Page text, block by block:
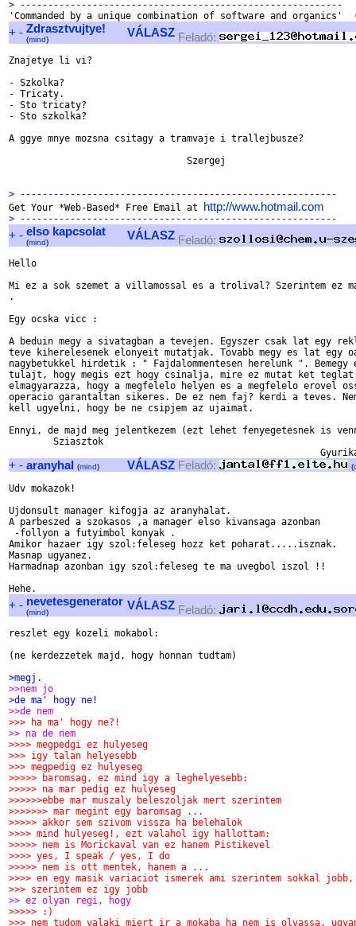
> ----------------------------------------------------------
+ - Zdrasztvujtye!
(mind)
VÁLASZ Feladó:
Znajetye li vi?
- Szkolka?
- Tricaty.
- Sto tricaty?
- Sto szkolka?
A ggye mnye mozsna csitagy a tramvaje i trallejbusze?
> ---------------------------------------------------------
Get Your *Web-Based* Free Email at http://www.hotmail.com
> ---------------------------------------------------------
+ - elso kapcsolat
(mind)
VÁLASZ Feladó:
Hello
Mi ez a sok szemet a villamossal es a trolival? Szerintem ez
.
Egy ocska vicc :
A beduin megy a sivatagban a tevejen. Egyszer csak lat egy
teve kiherelesenek elonyeit mutatjak. Tovabb megy es lat egy
nagybetukkel hirdetik : " Fajdalommentesen herelunk ". Bemegy
tulajt, hogy megis ezt hogy csinalja, mire ez mutat ket teglat
elmagyarazza, hogy a megfelelo helyen es a megfelelo erovel
operacio garantaltan sikeres. De ez nem faj? kerdi a teves.
kell ugyelni, hogy be ne csipjem az ujaimat.
Ennyi, de majd meg jelentkezem (ezt lehet fenyegetesnek is
        Sziasztok
+ - aranyhal (mind) VÁLASZ Feladó: (
Udv mokazok!
Ujdonsult manager kifogja az aranyhalat.
A parbeszed a szokasos ,a manager elso kivansaga azonban
-follyon a futyimbol konyak .
Amikor hazaer igy szol:feleseg hozz ket poharat.....isznak.
Masnap ugyanez.
Harmadnap azonban igy szol:feleseg te ma uvegbol iszol !!
+ - nevetesgenerator
(mind)
VÁLASZ Feladó:
reszlet egy kozeli mokabol:
(ne kerdezzetek majd, hogy honnan tudtam)
>megj.
>>nem jo
>de ma' hogy ne!
>>de nem
>>> ha ma' hogy ne?!
>> na de nem
>>>> megpedgi ez hulyeseg
>>> igy talan helyesebb
>>> megpedig ez hulyeseg
>>>>> baromsag, ez mind igy a leghelyesebb:
>>>>> na mar pedig ez hulyeseg
>>>>>>ebbe mar muszaly beleszoljak mert szerintem
>>>>>>> mar megint egy baromsag ...
>>>>> akkor sem szivom vissza ha belehalok
>>>> mind hulyeseg!, ezt valahol igy hallottam:
>>>>> nem is Morickaval van ez hanem Pistikevel
>>>> yes, I speak / yes, I do
>>>>> nem is ott mentek, hanem a ...
>>>> en egy masik variaciot ismerek ami szerintem sokkal jobb,
>>> szerintem ez igy jobb
>> ez olyan regi, hogy
>>>>> :)
>>> nem tudom valaki miert ir a mokaba ha nem is olvassa,